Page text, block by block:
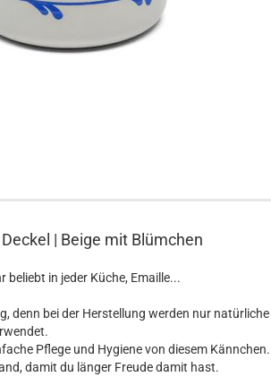
| Beige mit Blümchen
in jeder Küche, Emaille...
denn bei der Herstellung werden nur
Pflege und Hygiene von diesem Kännchen.
damit du länger Freude damit hast.